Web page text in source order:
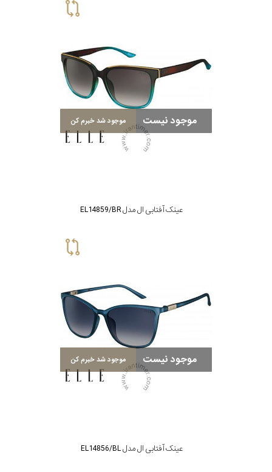
موجود نیست موجود شد خبرم کن
عینک آفتابی ال مدل EL14859/BR
موجود نیست موجود شد خبرم کن
عینک آفتابی ال مدل EL14856/BL